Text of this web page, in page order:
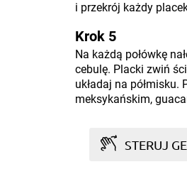
i przekrój każdy
Krok 5
Na każdą połówkę
cebulę. Placki zwiń
układaj na
meksykańskim,
STERUJ